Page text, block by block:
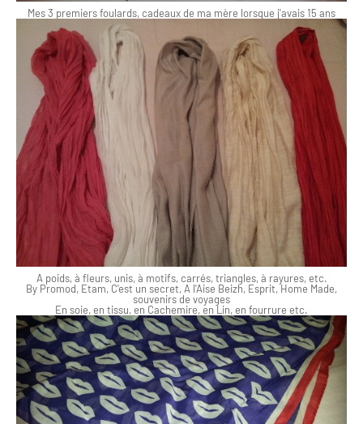
Mes 3 premiers foulards, cadeaux de ma mère lorsque j'avais 15 ans
A poids, à fleurs, unis, à motifs, carrés, triangles, à rayures, etc.
By Promod, Etam, C'est un secret, A l'Aise Beizh, Esprit, Home Made,
souvenirs de voyages
En soie, en tissu, en Cachemire, en Lin, en fourrure etc.